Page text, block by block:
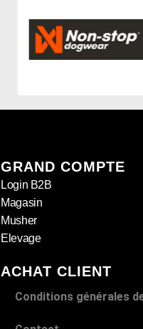
GRAND COMPTE
Login B2B
Magasin
Musher
Elevage
ACHAT CLIENT
Conditions générales